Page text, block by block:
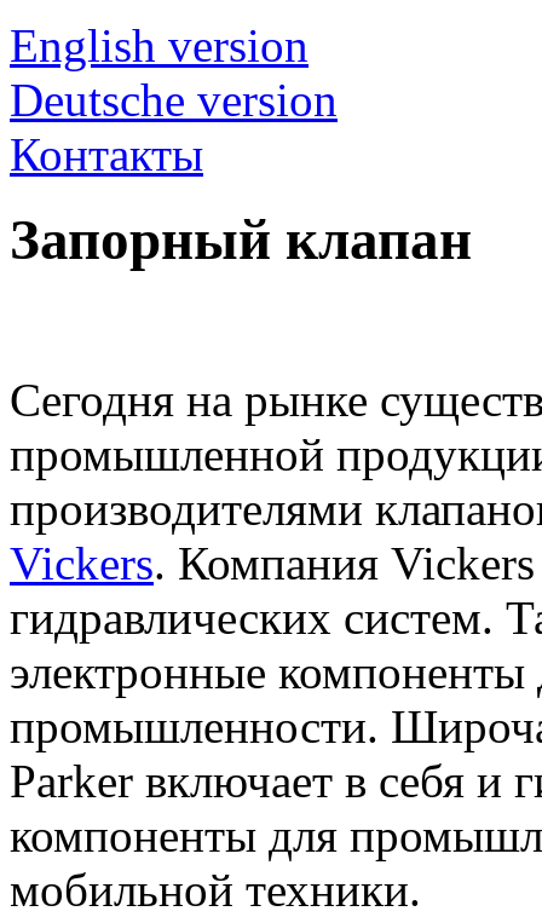
English version
Deutsche version
Контакты
Запорный клапан
Сегодня на рынке
промышленной
производителями
Vickers. Компания Vickers
гидравлических систем.
электронные компоненты
промышленности.
Parker включает в себя и
компоненты для
мобильной техники.